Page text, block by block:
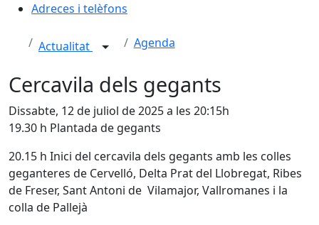
Adreces i telèfons
Actualitat Agenda
Cercavila dels gegants
Dissabte, 12 de juliol de 2025 a les 20:15h
19.30 h Plantada de gegants
20.15 h Inici del cercavila dels gegants amb les colles
geganteres de Cervelló, Delta Prat del Llobregat, Ribes
de Freser, Sant Antoni de Vilamajor, Vallromanes i la
colla de Pallejà